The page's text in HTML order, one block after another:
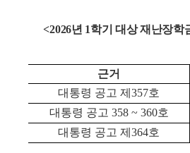
<2026년 1학기 대상 재난장학
근거
대통령 공고 제357호
대통령 공고 358 ~ 360호
대통령 공고 제364호